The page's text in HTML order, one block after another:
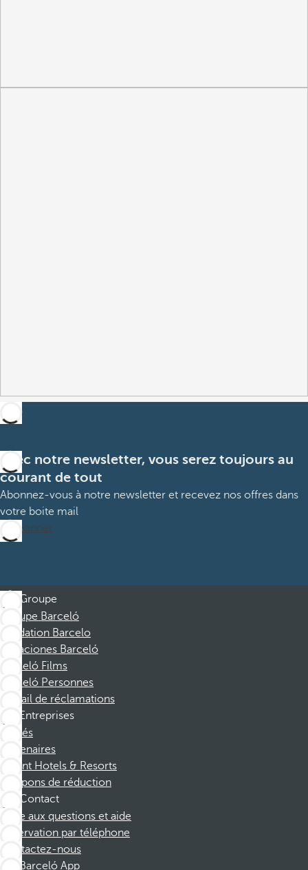
Avec notre newsletter, vous serez toujours au
courant de tout
Abonnez-vous à notre newsletter et recevez nos offres dans
votre boite mail
M’abonner
Groupe
Groupe Barceló
Fondation Barcelo
Vacaciones Barceló
Barceló Films
Barceló Personnes
Portail de réclamations
Entreprises
Affiliés
Partenaires
Dorint Hotels & Resorts
Coupons de réduction
Contact
Foire aux questions et aide
Réservation par téléphone
Contactez-nous
Barceló App